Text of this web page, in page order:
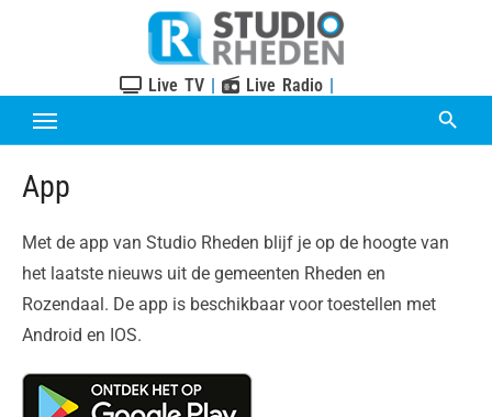
Live TV | Live Radio |
App
Met de app van Studio Rheden blijf je op de hoogte van
het laatste nieuws uit de gemeenten Rheden en
Rozendaal. De app is beschikbaar voor toestellen met
Android en IOS.